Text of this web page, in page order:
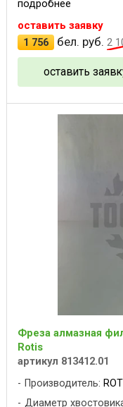
подробнее
оставить заявку
1 756
бел. руб. 2
оставить
Фреза алмазная
Rotis
артикул 813412.01
Производитель:
Диаметр